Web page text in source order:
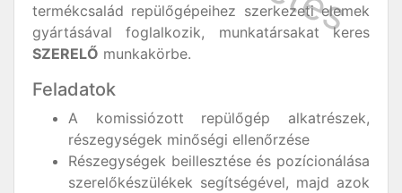
termékcsalád repülőgépeihez szerkezeti elemek
gyártásával foglalkozik, munkatársakat keres
SZERELŐ munkakörbe.
Feladatok
A komissiózott repülőgép alkatrészek,
részegységek minőségi ellenőrzése
Részegységek beillesztése és pozícionálása
szerelőkészülékek segítségével, majd azok